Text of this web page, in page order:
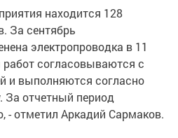
находится 128
За сентябрь
электропроводка в 11
согласовываются с
и выполняются согласно
За отчетный период
- отметил Аркадий Сармаков.